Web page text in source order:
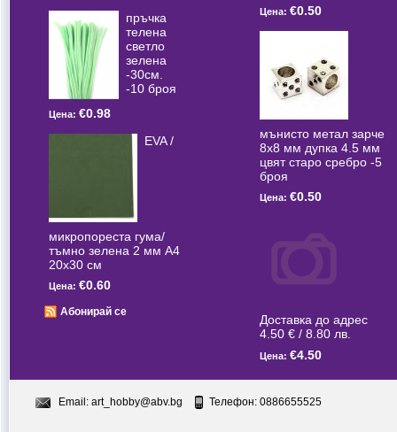
пръчка
телена
светлo
зелена
-30см.
-10 броя
Цена: €0.98
EVA /
микропореста гума/
тъмно зелена 2 мм А4
20x30 см
Цена: €0.60
Абонирай се
Цена: €0.50
мънисто метал зарче
8x8 мм дупка 4.5 мм
цвят старо сребро -5
броя
Цена: €0.50
Доставка до адрес
4.50 € / 8.80 лв.
Цена: €4.50
Email: art_hobby@abv.bg Телефон: 0886655525